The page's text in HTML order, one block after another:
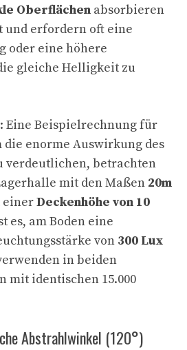
Oberflächen absorbieren
und erfordern oft eine
oder eine höhere
gleiche Helligkeit zu
Eine Beispielrechnung für
enorme Auswirkung des
verdeutlichen, betrachten
mit den Maßen 20m
einerDeckenhöhe von 10
es, am Boden eine
von 300 Lux
in beiden
mit identischen 15.000
Abstrahlwinkel (120°)